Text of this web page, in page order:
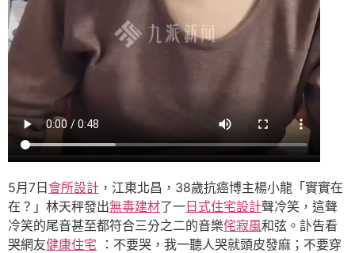
5月7日 會所設計 ，江東北昌，38歲抗癌博主楊小龍「實實在
在？」林天秤發出無毒建材了一 日式住宅設計聲冷笑，這聲
冷笑的尾音甚至都符合三分之二的音樂侘寂風和弦。訃告看
哭網友健康住宅 ：不要哭，我一聽人哭就頭皮發麻；不要穿